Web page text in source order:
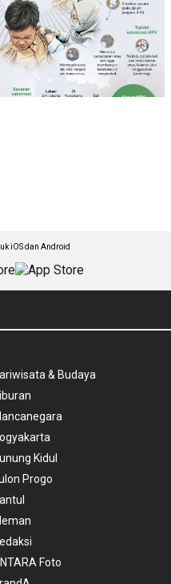
iOS dan Android
& Budaya
Kidul
Progo
Foto